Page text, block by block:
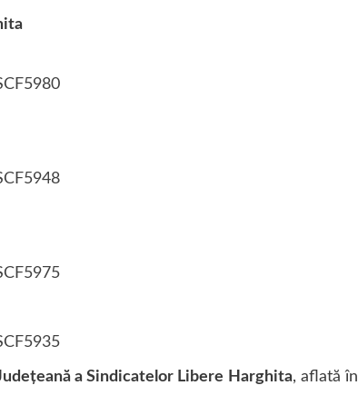
a Sindicatelor Libere Harghita, aflată în